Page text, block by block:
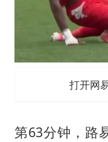
打开网
第63分钟，路